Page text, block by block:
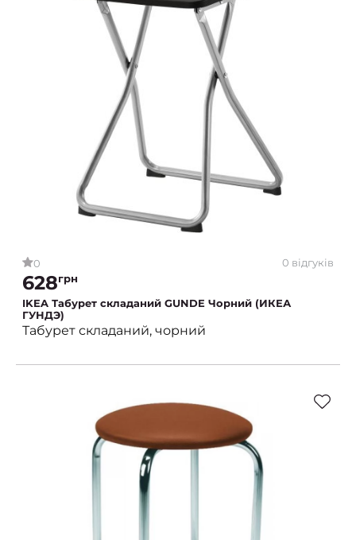
0 0 відгуків
628грн
IKEA Табурет складаний GUNDE Чорний (ИКЕА
ГУНДЭ)
Табурет складаний, чорний